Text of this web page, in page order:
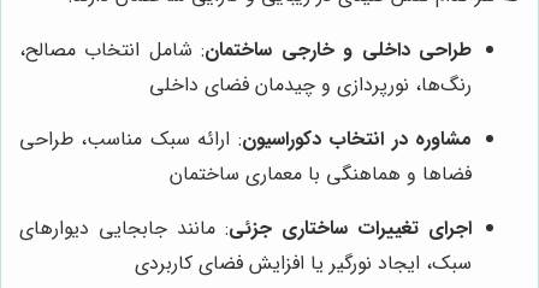
طراحی داخلی و خارجی ساختمان: شامل انتخاب مصالح،
رنگ‌ها، نورپردازی و چیدمان فضای داخلی
مشاوره در انتخاب دکوراسیون: ارائه سبک مناسب، طراحی
فضاها و هماهنگی با معماری ساختمان
اجرای تغییرات ساختاری جزئی: مانند جابجایی دیوارهای
سبک، ایجاد نورگیر یا افزایش فضای کاربردی